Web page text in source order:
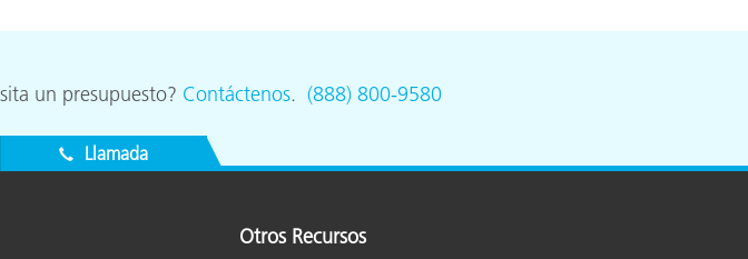
Papel
un presupuesto? Contáctenos. (888) 800-9580
Llamada
Otros Recursos